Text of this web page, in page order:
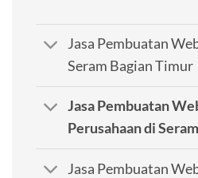
Jasa Pembuatan
Seram Bagian Timur
Jasa Pembuatan
Perusahaan di
Jasa Pembuatan